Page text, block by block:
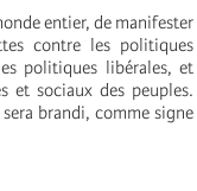
entier, de manifester
contre les politiques
politiques libérales, et
et sociaux des peuples.
brandi, comme signe